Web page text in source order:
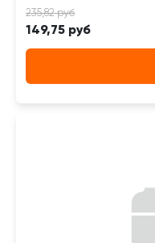
149,75 руб